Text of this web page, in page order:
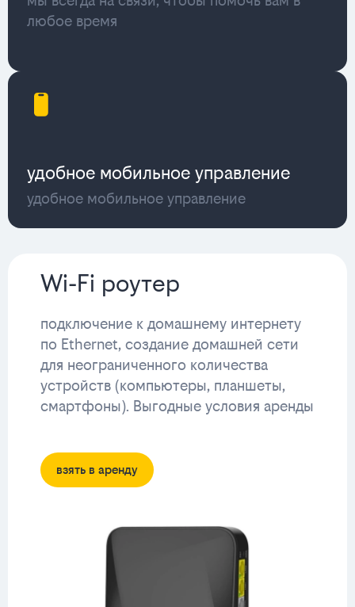
любое время
удобное мобильное управление
удобное мобильное управление
Wi-Fi роутер
подключение к домашнему интернету
по Ethernet, создание домашней сети
для неограниченного количества
устройств (компьютеры, планшеты,
смартфоны). Выгодные условия аренды
взять в аренду